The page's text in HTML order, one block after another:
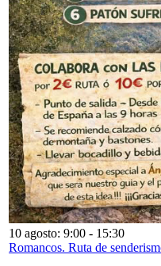
10 agosto: 9:00 - 15:30
Romancos. Ruta de